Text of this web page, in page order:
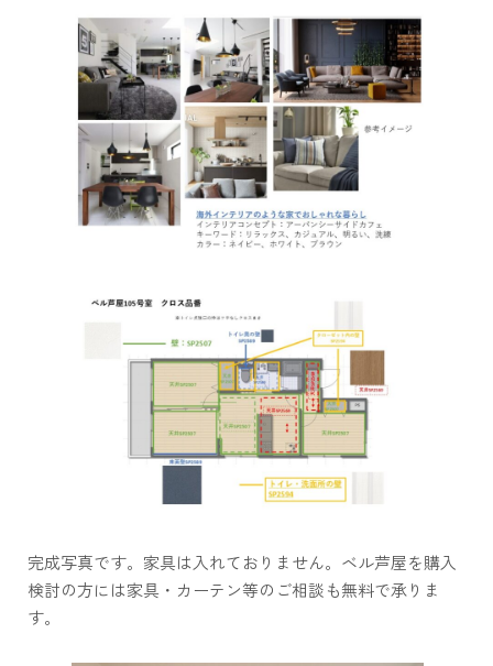
完成写真です。家具は入れておりません。ベル芦屋を購入
検討の方には家具・カーテン等のご相談も無料で承りま
す。